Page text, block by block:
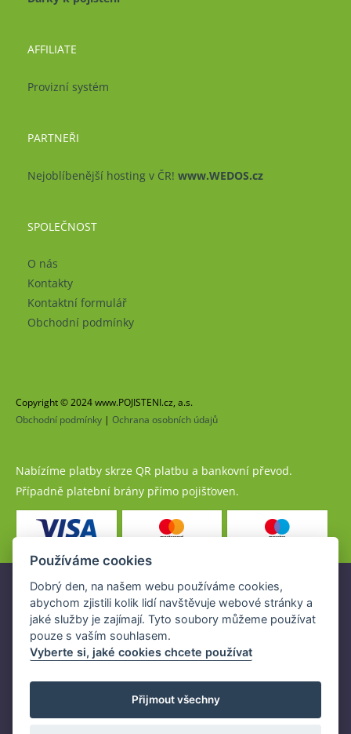
AFFILIATE
Provizní systém
PARTNEŘI
Nejoblíbenější hosting v ČR! www.WEDOS.cz
SPOLEČNOST
O nás
Kontakty
Kontaktní formulář
Obchodní podmínky
Copyright © 2024 www.POJISTENI.cz, a.s.
Obchodní podmínky | Ochrana osobních údajů
Nabízíme platby skrze QR platbu a bankovní převod.
Případně platební brány přímo pojišťoven.
Pojistné produkty jsou nabízeny společností
www.POJISTENI.cz, a.s. na základě platné licence České
národní banky (ČNB).
Licence ČNB umožňuje www.POJISTENI.cz, a.s. poskytovat
Používáme cookies
Dobrý den, na našem webu používáme cookies,
abychom zjistili kolik lidí navštěvuje webové stránky a
jaké služby je zajímají. Tyto soubory můžeme používat
pouze s vaším souhlasem.
Vyberte si, jaké cookies chcete používat
Přijmout všechny